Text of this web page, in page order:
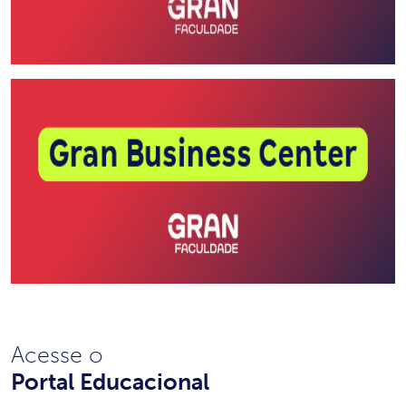
Acesse o
Portal Educacional